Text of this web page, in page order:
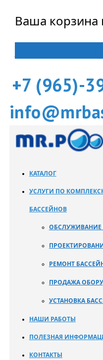
Ваша корзина
+7 (965)-
КАТАЛОГ
УСЛУГИ ПО
БАССЕЙНОВ
ОБСЛУЖИВАНИЕ
РЕМОНТ
ПРОДАЖА
УСТАНОВКА
НАШИ РАБОТЫ
ПОЛЕЗНАЯ
КОНТАКТЫ